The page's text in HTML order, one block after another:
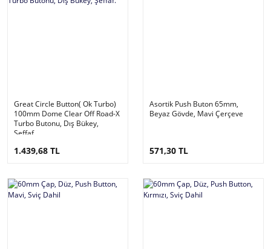
Great Circle Button( Ok Turbo)
100mm Dome Clear Off Road-X
Turbo Butonu, Dış Bükey,
Şeffaf.
1.439,68 TL
Asortik Push Buton 65mm,
Beyaz Gövde, Mavi Çerçeve
571,30 TL